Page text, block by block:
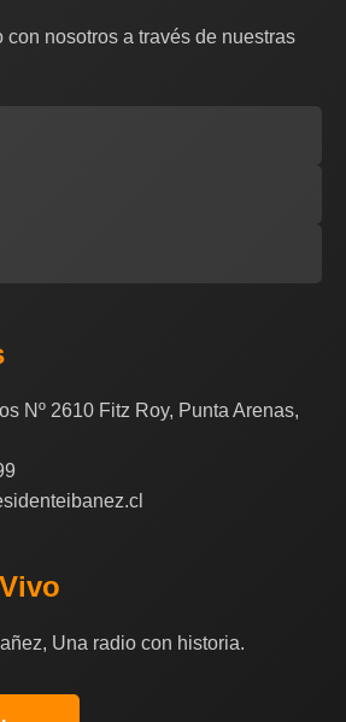
con nosotros a través de nuestras
Nº 2610 Fitz Roy, Punta Arenas,
Una radio con historia.